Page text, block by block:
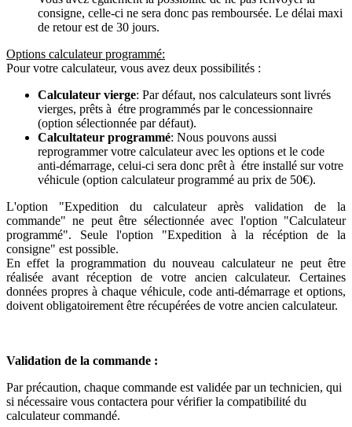
consigne, celle-ci ne sera donc pas remboursée. Le délai maxi
de retour est de 30 jours.
Options calculateur programmé:
Pour votre calculateur, vous avez deux possibilités :
Calculateur vierge: Par défaut, nos calculateurs sont livrés
vierges, prêts à étre programmés par le concessionnaire
(option sélectionnée par défaut).
Calcultateur programmé: Nous pouvons aussi
reprogrammer votre calculateur avec les options et le code
anti-démarrage, celui-ci sera donc prêt à étre installé sur votre
véhicule (option calculateur programmé au prix de 50€).
L'option "Expedition du calculateur après validation de la
commande" ne peut être sélectionnée avec l'option "Calculateur
programmé". Seule l'option "Expedition à la récéption de la
consigne" est possible.
En effet la programmation du nouveau calculateur ne peut être
réalisée avant réception de votre ancien calculateur. Certaines
données propres à chaque véhicule, code anti-démarrage et options,
doivent obligatoirement être récupérées de votre ancien calculateur.
Validation de la commande :
Par précaution, chaque commande est validée par un technicien, qui
si nécessaire vous contactera pour vérifier la compatibilité du
calculateur commandé.